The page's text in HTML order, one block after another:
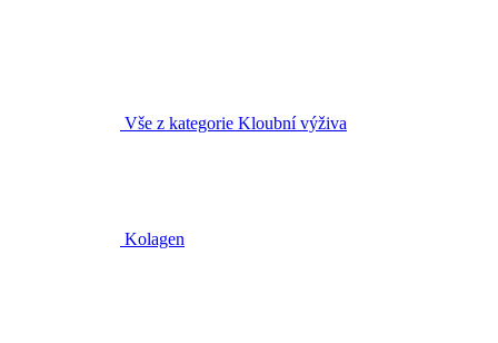
Vše z kategorie Kloubní výživa
Kolagen